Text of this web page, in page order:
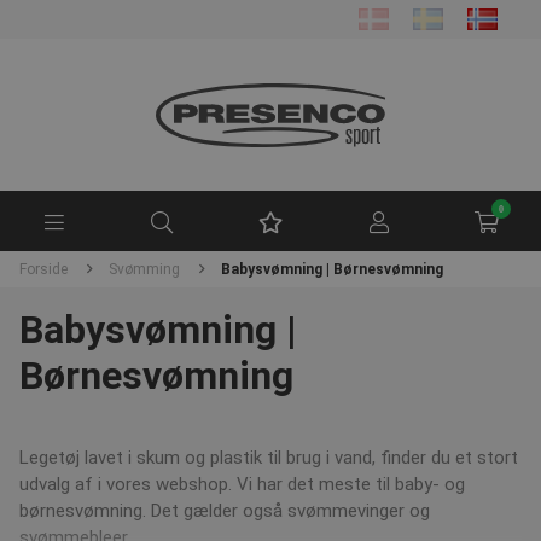
0
Forside Svømming Babysvømning | Børnesvømning
Babysvømning |
Børnesvømning
Legetøj lavet i skum og plastik til brug i vand, finder du et stort
udvalg af i vores webshop. Vi har det meste til baby- og
børnesvømning. Det gælder også svømmevinger og